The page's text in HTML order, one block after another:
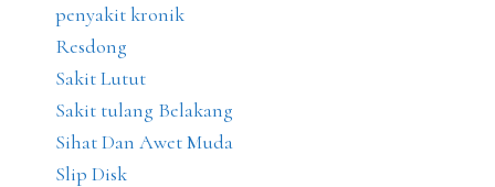
penyakit kronik
Resdong
Sakit Lutut
Sakit tulang Belakang
Sihat Dan Awet Muda
Slip Disk